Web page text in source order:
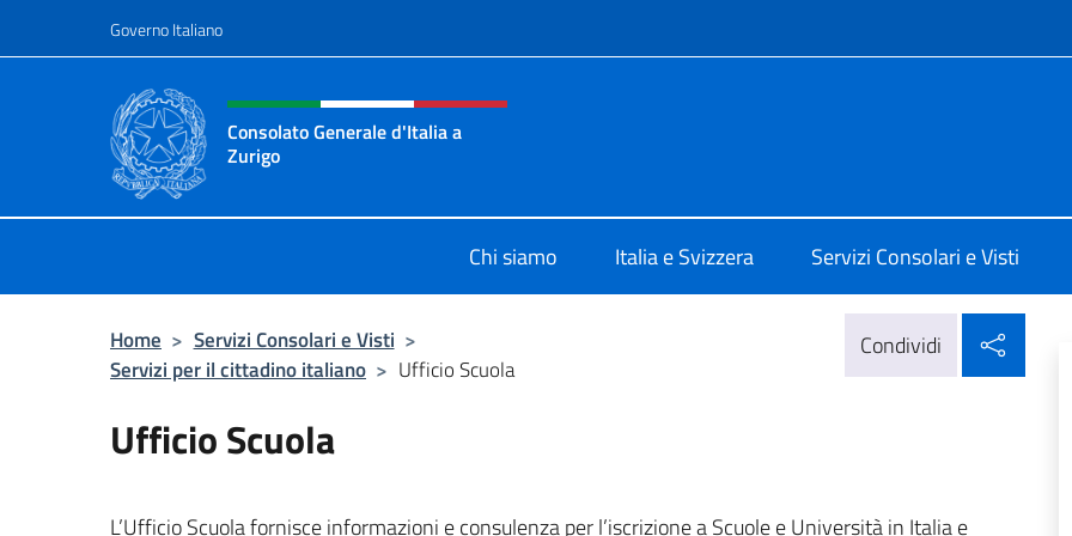
Governo Italiano
Intestazione sito, social e menù
Consolato Generale d'Italia a
Zurigo
Chi siamo Italia e Svizzera Servizi Consolari e Visti
Home > Servizi Consolari e Visti >
Servizi per il cittadino italiano > Ufficio Scuola
Condividi
Ufficio Scuola
L’Ufficio Scuola fornisce informazioni e consulenza per l’iscrizione a Scuole e Università in Italia e